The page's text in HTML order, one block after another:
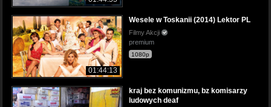
01:44:13
Wesele w Toskanii (2014) Lektor PL
Filmy Akcji
premium
1080p
kraj bez komunizmu, bz komisarzy
ludowych deaf